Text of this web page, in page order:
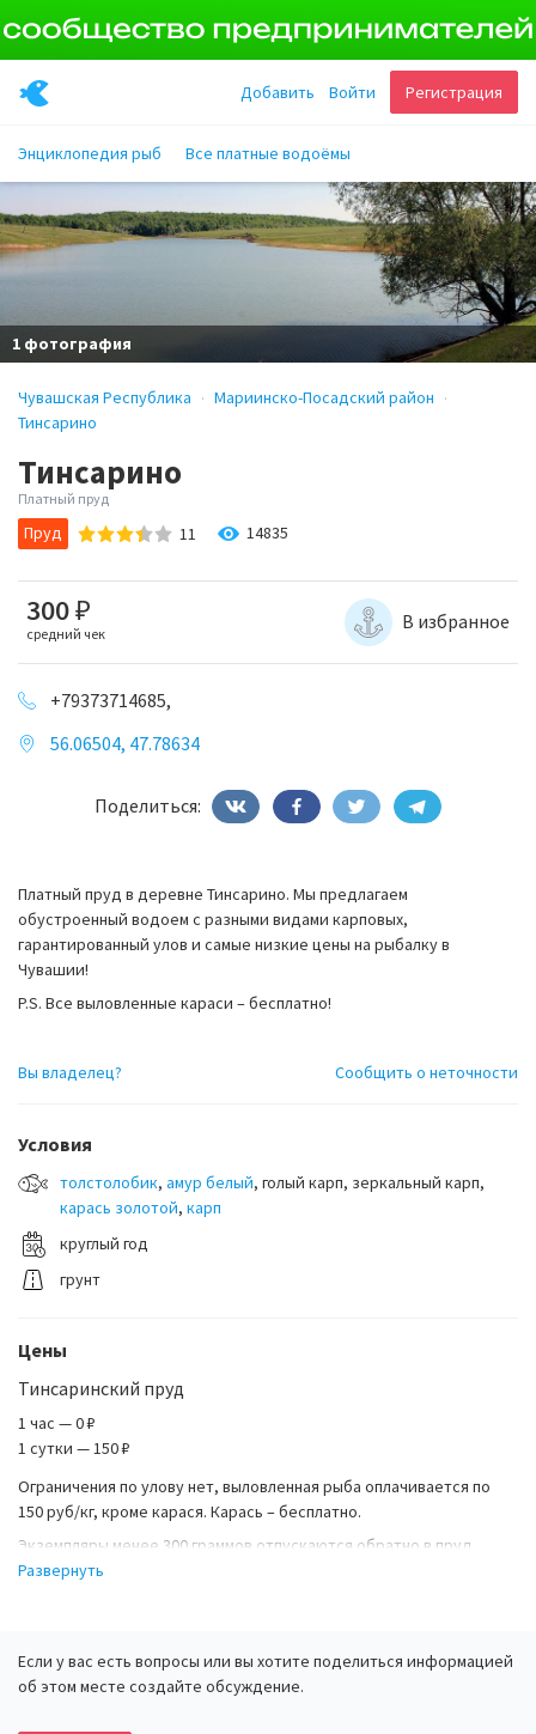
Регистрация
Войти
Добавить
Энциклопедия рыб Все платные водоёмы
1 фотография
Чувашская Республика
Мариинско-Посадский район
Тинсарино
Тинсарино
Платный пруд
Пруд 11 14835
300₽
средний чек
В избранное
+79373714685,
56.06504, 47.78634
Поделиться:
Платный пруд в деревне Тинсарино. Мы предлагаем
обустроенный водоем с разными видами карповых,
гарантированный улов и самые низкие цены на рыбалку в
Чувашии!
P.S. Все выловленные караси – бесплатно!
Вы владелец? Сообщить о неточности
Условия
толстолобик, амур белый, голый карп, зеркальный карп,
карась золотой, карп
круглый год
грунт
Цены
Тинсаринский пруд
1 час — 0 ₽
1 сутки — 150 ₽
Ограничения по улову нет, выловленная рыба оплачивается по
150 руб/кг, кроме карася. Карась – бесплатно.
Экземпляры менее 300 граммов отпускаются обратно в пруд.
Развернуть
Если у вас есть вопросы или вы хотите поделиться информацией
об этом месте создайте обсуждение.